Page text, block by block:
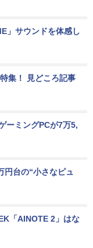
」サウンドを体感し
集！ 見どころ記事
ーミングPCが7万5,
円台の“小さなピュ
「AINOTE 2」はな